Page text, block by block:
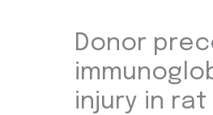
Donor
injury in